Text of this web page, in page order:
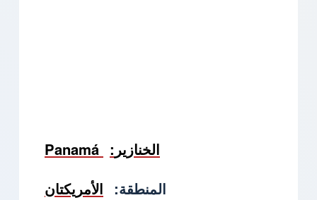
الخنازير
Panamá
المنطقة
الأمريكتان